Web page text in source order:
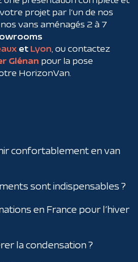
projet par l’un de nos
vans aménagés 2 à 7
et Lyon , ou contactez
Glénan pour la pose
HorizonVan.
confortablement en van
sont indispensables ?
en France pour l’hiver
la condensation ?